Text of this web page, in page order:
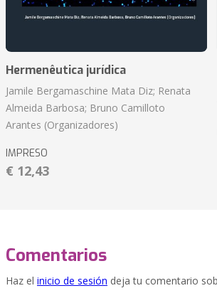
Hermenêutica jurídica
Jamile Bergamaschine Mata Diz; Renata
Almeida Barbosa; Bruno Camilloto
Arantes (Organizadores)
IMPRESO
€ 12,43
Comentarios
Haz el inicio de sesión deja tu comentario